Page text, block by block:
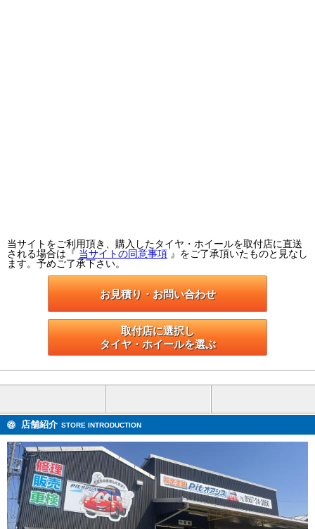
当サイトをご利用頂き、購入したタイヤ・ホイールを取付店に直送
される場合は『 当サイトの同意事項 』をご了承頂いたものと見なし
ます。予めご了承下さい。
お見積り・お問い合わせ
取付店に選択し
タイヤ・ホイールを選ぶ
店舗紹介 STORE INTRODUCTION